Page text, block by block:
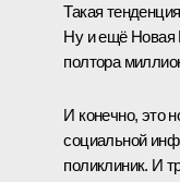
Такая
Ну и ещё Новая
полтора
И конечно, это
социальной
поликлиник. И